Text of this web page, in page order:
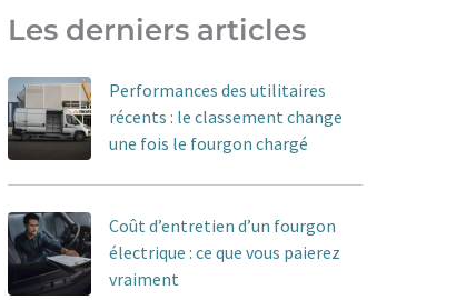
Les derniers articles
Performances des utilitaires
récents : le classement change
une fois le fourgon chargé
Coût d’entretien d’un fourgon
électrique : ce que vous paierez
vraiment